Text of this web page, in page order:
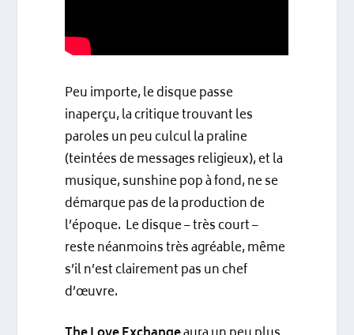
Peu importe, le disque passe
inaperçu, la critique trouvant les
paroles un peu culcul la praline
(teintées de messages religieux), et la
musique, sunshine pop à fond, ne se
démarque pas de la production de
l’époque. Le disque – très court –
reste néanmoins très agréable, même
s’il n’est clairement pas un chef
d’œuvre.